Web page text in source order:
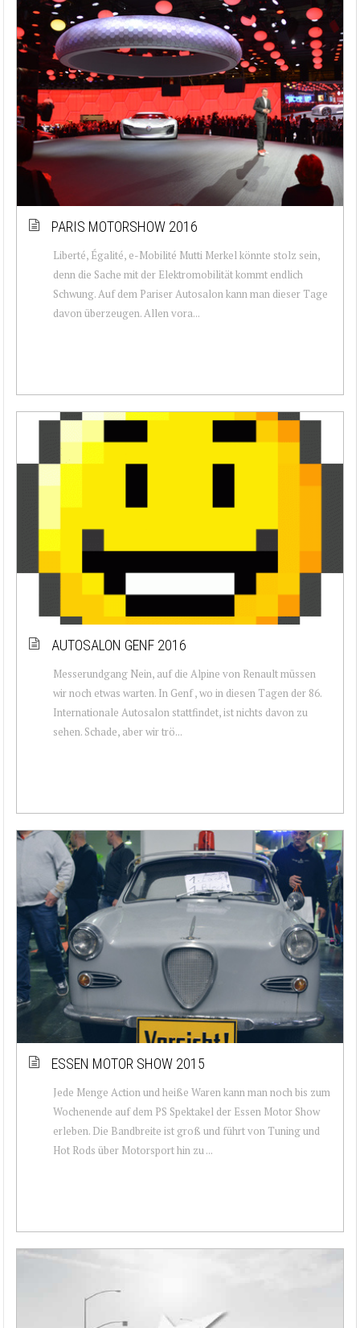
PARIS MOTORSHOW 2016
Liberté, Égalité, e-Mobilité Mutti Merkel könnte stolz sein,
denn die Sache mit der Elektromobilität kommt endlich
Schwung. Auf dem Pariser Autosalon kann man dieser Tage
davon überzeugen. Allen vora...
AUTOSALON GENF 2016
Messerundgang Nein, auf die Alpine von Renault müssen
wir noch etwas warten. In Genf , wo in diesen Tagen der 86.
Internationale Autosalon stattfindet, ist nichts davon zu
sehen. Schade, aber wir trö...
ESSEN MOTOR SHOW 2015
Jede Menge Action und heiße Waren kann man noch bis zum
Wochenende auf dem PS Spektakel der Essen Motor Show
erleben. Die Bandbreite ist groß und führt von Tuning und
Hot Rods über Motorsport hin zu ...